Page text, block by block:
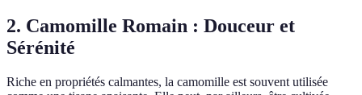
2. Camomille Romain : Douceur et
Sérénité
Riche en propriétés calmantes, la camomille est souvent utilisée